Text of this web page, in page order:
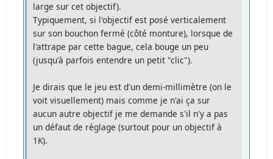
large sur cet objectif).
Typiquement, si l'objectif est posé verticalement
sur son bouchon fermé (côté monture), lorsque de
l'attrape par cette bague, cela bouge un peu
(jusqu'à parfois entendre un petit "clic").
Je dirais que le jeu est d'un demi-millimètre (on le
voit visuellement) mais comme je n'ai ça sur
aucun autre objectif je me demande s'il n'y a pas
un défaut de réglage (surtout pour un objectif à
1K).